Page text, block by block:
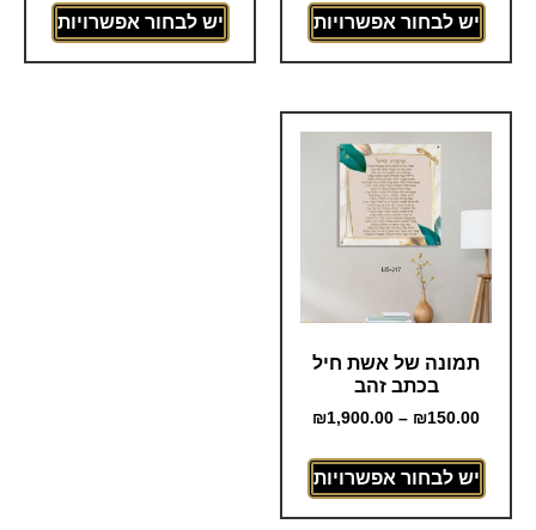
יש לבחור אפשרויות יש לבחור אפשרויות
תמונה של אשת חיל
בכתב זהב
₪150.00
–
₪1,900.00
יש לבחור אפשרויות